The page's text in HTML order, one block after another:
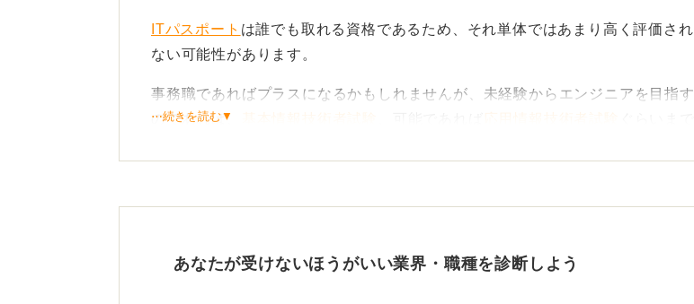
ITパスポート は誰でも取れる資格であるため、それ単体ではあまり高く評価され
ない可能性があります。
事務職であればプラスになるかもしれませんが、未経験からエンジニアを目指す
のであれば、
せん。余力があれば、応用ぐらい取っておいたほうがよりアピールになります。
⋯続きを読む▼
あなたが受けないほうがいい業界・職種を診断しよう